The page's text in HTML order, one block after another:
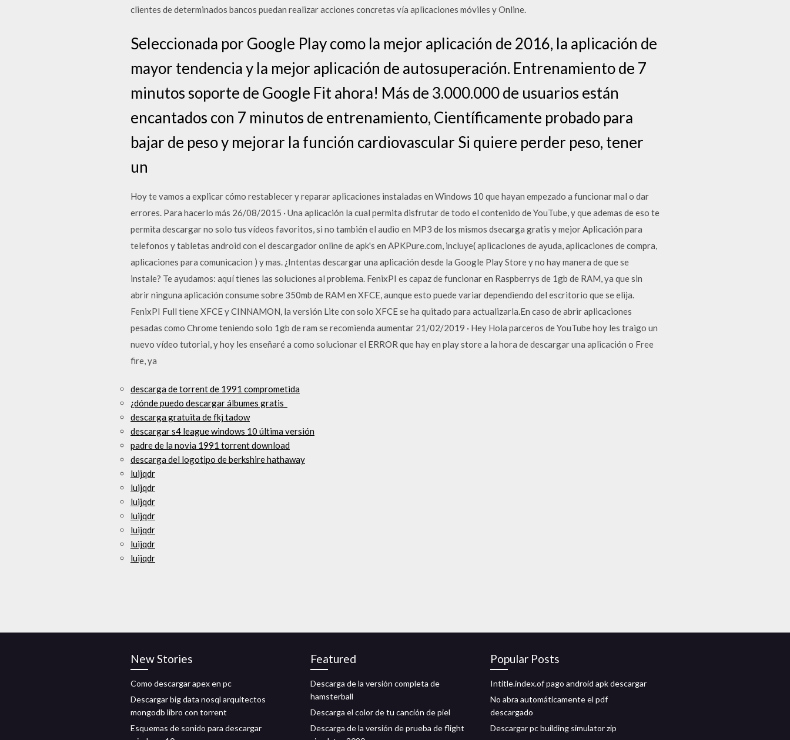
clientes de determinados bancos puedan realizar acciones concretas vía aplicaciones móviles y Online.
Seleccionada por Google Play como la mejor aplicación de 2016, la aplicación de
mayor tendencia y la mejor aplicación de autosuperación. Entrenamiento de 7
minutos soporte de Google Fit ahora! Más de 3.000.000 de usuarios están
encantados con 7 minutos de entrenamiento, Científicamente probado para
bajar de peso y mejorar la función cardiovascular Si quiere perder peso, tener
un
Hoy te vamos a explicar cómo restablecer y reparar aplicaciones instaladas en Windows 10 que hayan empezado a funcionar mal o dar
errores. Para hacerlo más 26/08/2015 · Una aplicación la cual permita disfrutar de todo el contenido de YouTube, y que ademas de eso te
permita descargar no solo tus vídeos favoritos, si no también el audio en MP3 de los mismos dsecarga gratis y mejor Aplicación para
telefonos y tabletas android con el descargador online de apk's en APKPure.com, incluye( aplicaciones de ayuda, aplicaciones de compra,
aplicaciones para comunicacion ) y mas. ¿Intentas descargar una aplicación desde la Google Play Store y no hay manera de que se
instale? Te ayudamos: aquí tienes las soluciones al problema. FenixPI es capaz de funcionar en Raspberrys de 1gb de RAM, ya que sin
abrir ninguna aplicación consume sobre 350mb de RAM en XFCE, aunque esto puede variar dependiendo del escritorio que se elija.
FenixPI Full tiene XFCE y CINNAMON, la versión Lite con solo XFCE se ha quitado para actualizarla.En caso de abrir aplicaciones
pesadas como Chrome teniendo solo 1gb de ram se recomienda aumentar 21/02/2019 · Hey Hola parceros de YouTube hoy les traigo un
nuevo vídeo tutorial, y hoy les enseñaré a como solucionar el ERROR que hay en play store a la hora de descargar una aplicación o Free
fire, ya
descarga de torrent de 1991 comprometida
¿dónde puedo descargar álbumes gratis_
descarga gratuita de fkj tadow
descargar s4 league windows 10 última versión
padre de la novia 1991 torrent download
descarga del logotipo de berkshire hathaway
luijqdr
luijqdr
luijqdr
luijqdr
luijqdr
luijqdr
luijqdr
New Stories
Como descargar apex en pc
Descargar big data nosql arquitectos
mongodb libro con torrent
Esquemas de sonido para descargar
Featured
Descarga de la versión completa de
hamsterball
Descarga el color de tu canción de piel
Descarga de la versión de prueba de flight
Popular Posts
Intitle.index.of pago android apk descargar
No abra automáticamente el pdf
descargado
Descargar pc building simulator zip